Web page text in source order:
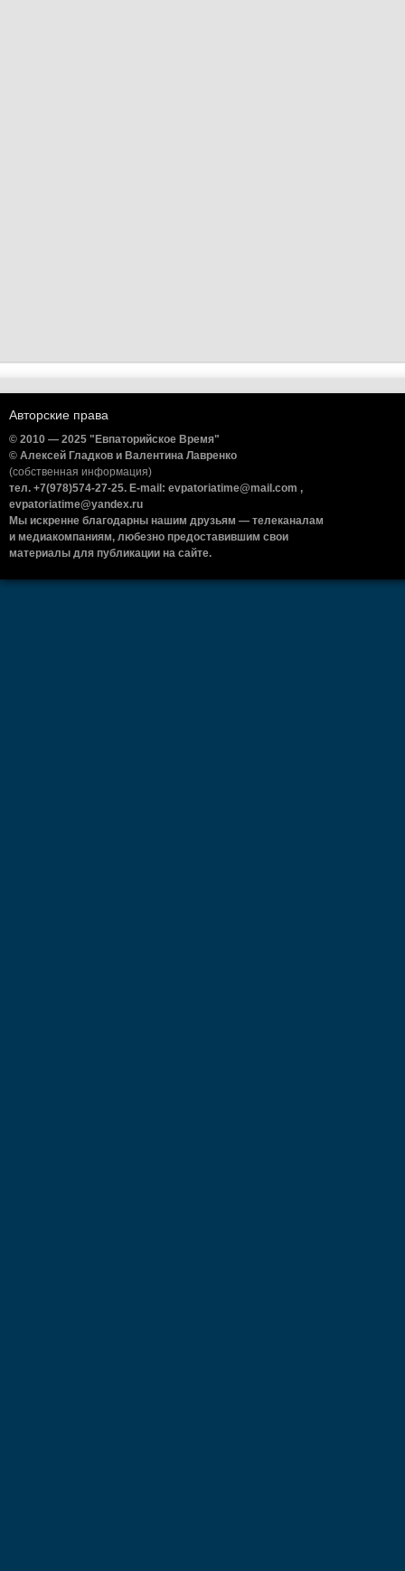
Авторские права
© 2010 — 2025 "Евпаторийское Время"
© Алексей Гладков и Валентина Лавренко
(собственная информация)
тел. +7(978)574-27-25. E-mail: evpatoriatime@mail.com ,
evpatoriatime@yandex.ru
Мы искренне благодарны нашим друзьям — телеканалам
и медиакомпаниям, любезно предоставившим свои
материалы для публикации на сайте.